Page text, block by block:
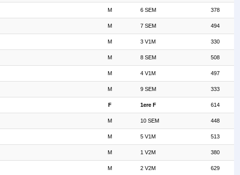
M 6 SEM 378
M 7 SEM 494
M 3 V1M 330
M 8 SEM 508
M 4 V1M 497
M 9 SEM 333
F 1ere F 614
M 10 SEM 448
M 5 V1M 513
M 1 V2M 380
M 2 V2M 629